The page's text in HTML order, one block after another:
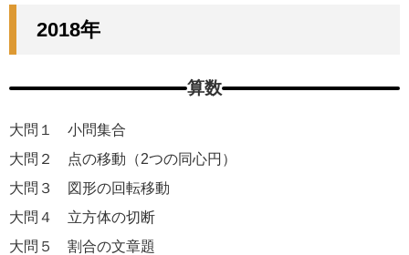
2018年
算数
大問１ 小問集合
大問２ 点の移動（2つの同心円）
大問３ 図形の回転移動
大問４ 立方体の切断
大問５ 割合の文章題